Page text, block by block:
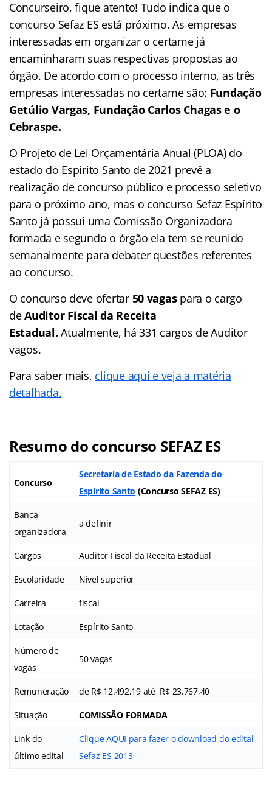
Concurseiro, fique atento! Tudo indica que o
concurso Sefaz ES está próximo. As empresas
interessadas em organizar o certame já
encaminharam suas respectivas propostas ao
órgão. De acordo com o processo interno, as três
empresas interessadas no certame são: Fundação
Getúlio Vargas, Fundação Carlos Chagas e o
Cebraspe.
O Projeto de Lei Orçamentária Anual (PLOA) do
estado do Espírito Santo de 2021 prevê a
realização de concurso público e processo seletivo
para o próximo ano, mas o concurso Sefaz Espírito
Santo já possui uma Comissão Organizadora
formada e segundo o órgão ela tem se reunido
semanalmente para debater questões referentes
ao concurso.
O concurso deve ofertar50 vagaspara o cargo
deAuditor Fiscal da Receita
Estadual.Atualmente, há 331 cargos de Auditor
vagos.
Para saber mais, clique aqui e veja a matéria
detalhada.
Resumo do concurso SEFAZ ES
Concurso
Secretaria de Estado da Fazenda do
Espirito Santo (Concurso SEFAZ ES)
Banca
organizadora
a definir
Cargos Auditor Fiscal da Receita Estadual
Escolaridade Nível superior
Carreira fiscal
Lotação Espírito Santo
Número de
vagas
50 vagas
Remuneração de R$ 12.492,19 até R$ 23.767,40
Situação COMISSÃO FORMADA
Link do
último edital
Clique AQUI para fazer o download do edital
Sefaz ES 2013